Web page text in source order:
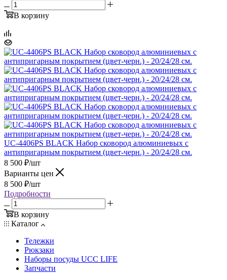
В корзину
UC-4406PS BLACK Набор сковород алюминиевых с
антипригарным покрытием (цвет-черн.) - 20/24/28 см.
8 500 ₽/шт
Варианты цен
8 500 ₽/шт
Подробности
В корзину
Каталог
Тележки
Рюкзаки
Наборы посуды UCC LIFE
Запчасти